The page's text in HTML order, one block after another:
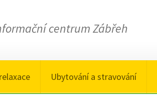
centrum Zábřeh
Ubytování a stravování